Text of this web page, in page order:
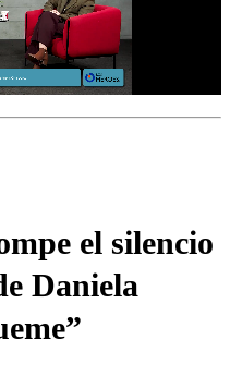
el silencio
Daniela